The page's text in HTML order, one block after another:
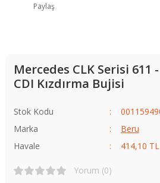
Paylaş
Mercedes CLK Serisi 611
CDI Kızdırma Bujisi
Stok Kodu
Marka
Beru
Havale
414,10
Yorum (0)